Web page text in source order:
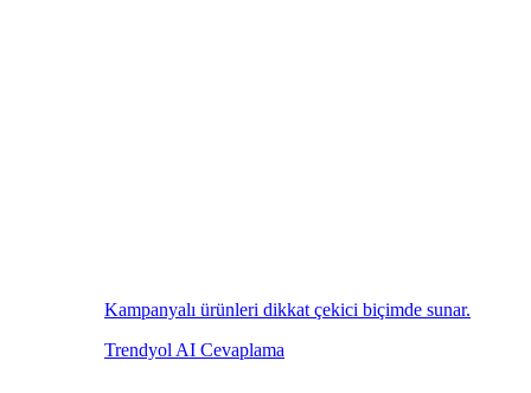
Kampanyalı ürünleri dikkat çekici biçimde sunar.
Trendyol AI Cevaplama